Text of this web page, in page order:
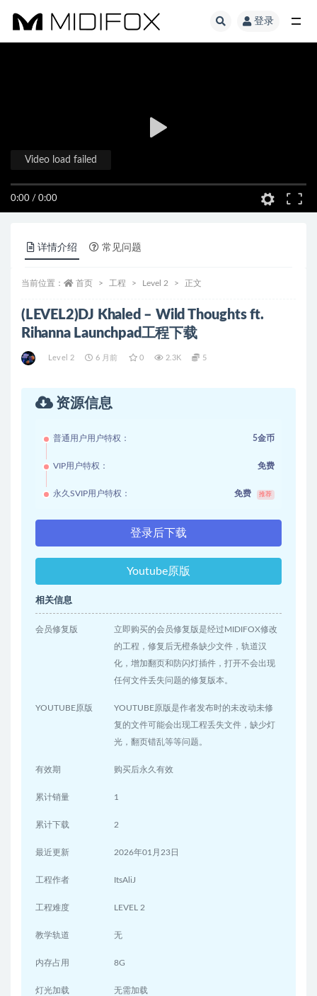
登录
0:00 / 0:00
Video load failed
详情介绍 常见问题
当前位置： 首页 工程 Level 2 正文
(LEVEL2)DJ Khaled – Wild Thoughts ft.
Rihanna Launchpad工程下载
Level 2 6 月前 0 2.3K 5
资源信息
普通用户用户特权： 5金币
VIP用户特权： 免费
永久SVIP用户特权： 免费 推荐
登录后下载
Youtube原版
相关信息
会员修复版
立即购买的会员修复版是经过MIDIFOX修改
的工程，修复后无橙条缺少文件，轨道汉
化，增加翻页和防闪灯插件，打开不会出现
任何文件丢失问题的修复版本。
YOUTUBE原版
YOUTUBE原版是作者发布时的未改动未修
复的文件可能会出现工程丢失文件，缺少灯
光，翻页错乱等等问题。
有效期 购买后永久有效
累计销量 1
累计下载 2
最近更新 2026年01月23日
工程作者 ItsAliJ
工程难度 LEVEL 2
教学轨道 无
内存占用 8G
灯光加载 无需加载